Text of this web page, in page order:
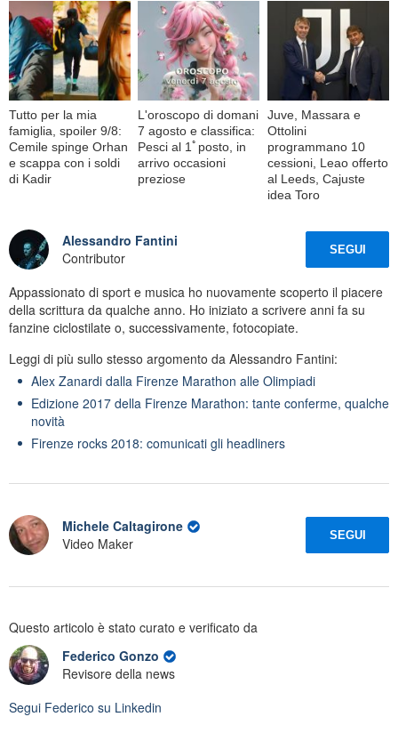
Tutto per la mia
famiglia, spoiler 9/8:
Cemile spinge Orhan
e scappa con i soldi
di Kadir
L'oroscopo di domani
7 agosto e classifica:
Pesci al 1ﾟposto, in
arrivo occasioni
preziose
Juve, Massara e
Ottolini
programmano 10
cessioni, Leao offerto
al Leeds, Cajuste
idea Toro
Alessandro Fantini
Contributor
SEGUI
Appassionato di sport e musica ho nuovamente scoperto il piacere
della scrittura da qualche anno. Ho iniziato a scrivere anni fa su
fanzine ciclostilate o, successivamente, fotocopiate.
Leggi di più sullo stesso argomento da Alessandro Fantini:
Alex Zanardi dalla Firenze Marathon alle Olimpiadi
Edizione 2017 della Firenze Marathon: tante conferme, qualche
novità
Firenze rocks 2018: comunicati gli headliners
Michele Caltagirone
Video Maker
SEGUI
Questo articolo è stato curato e verificato da
Federico Gonzo
Revisore della news
Segui Federico su Linkedin